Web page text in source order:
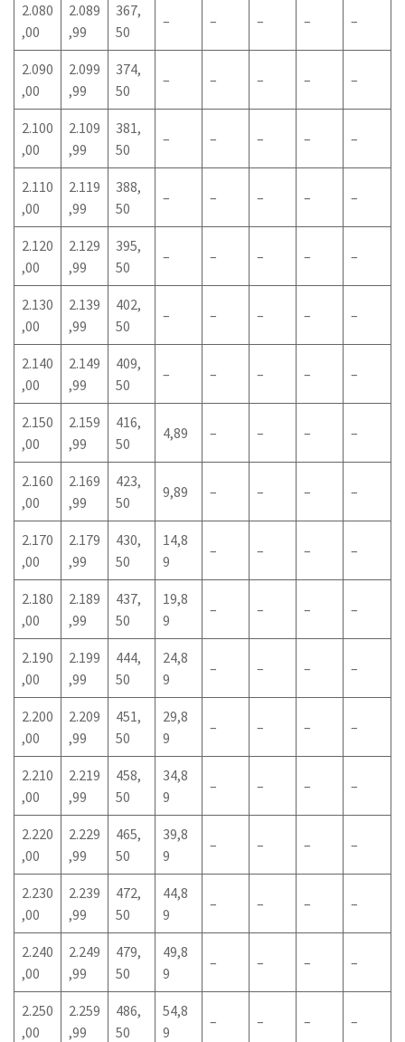
2.080
,00
2.089
,99
367,
50
– – – – –
2.090
,00
2.099
,99
374,
50
– – – – –
2.100
,00
2.109
,99
381,
50
– – – – –
2.110
,00
2.119
,99
388,
50
– – – – –
2.120
,00
2.129
,99
395,
50
– – – – –
2.130
,00
2.139
,99
402,
50
– – – – –
2.140
,00
2.149
,99
409,
50
– – – – –
2.150
,00
2.159
,99
416,
50
4,89 – – – –
2.160
,00
2.169
,99
423,
50
9,89 – – – –
2.170
,00
2.179
,99
430,
50
14,8
9
– – – –
2.180
,00
2.189
,99
437,
50
19,8
9
– – – –
2.190
,00
2.199
,99
444,
50
24,8
9
– – – –
2.200
,00
2.209
,99
451,
50
29,8
9
– – – –
2.210
,00
2.219
,99
458,
50
34,8
9
– – – –
2.220
,00
2.229
,99
465,
50
39,8
9
– – – –
2.230
,00
2.239
,99
472,
50
44,8
9
– – – –
2.240
,00
2.249
,99
479,
50
49,8
9
– – – –
2.250
,00
2.259
,99
486,
50
54,8
9
– – – –